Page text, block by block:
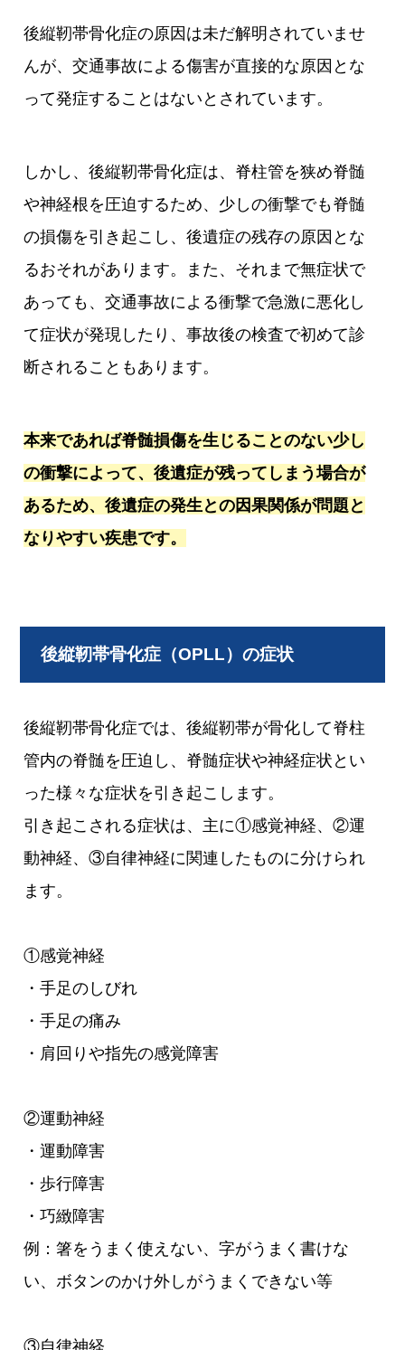
後縦靭帯骨化症の原因は未だ解明されていませ
んが、交通事故による傷害が直接的な原因とな
って発症することはないとされています。
しかし、後縦靭帯骨化症は、脊柱管を狭め脊髄
や神経根を圧迫するため、少しの衝撃でも脊髄
の損傷を引き起こし、後遺症の残存の原因とな
るおそれがあります。また、それまで無症状で
あっても、交通事故による衝撃で急激に悪化し
て症状が発現したり、事故後の検査で初めて診
断されることもあります。
本来であれば脊髄損傷を生じることのない少し
の衝撃によって、後遺症が残ってしまう場合が
あるため、後遺症の発生との因果関係が問題と
なりやすい疾患です。
後縦靭帯骨化症（OPLL）の症状
後縦靭帯骨化症では、後縦靭帯が骨化して脊柱
管内の脊髄を圧迫し、脊髄症状や神経症状とい
った様々な症状を引き起こします。
引き起こされる症状は、主に①感覚神経、②運
動神経、③自律神経に関連したものに分けられ
ます。
①感覚神経
・手足のしびれ
・手足の痛み
・肩回りや指先の感覚障害
②運動神経
・運動障害
・歩行障害
・巧緻障害
例：箸をうまく使えない、字がうまく書けな
い、ボタンのかけ外しがうまくできない等